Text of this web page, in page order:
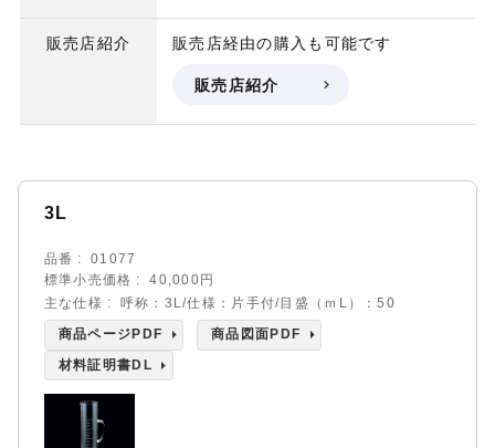
販売店紹介 販売店経由の購入も可能です
販売店紹介
3L
品番
01077
標準小売価格
40,000円
主な仕様
呼称：3L/仕様：片手付/目盛（ｍL）：50
商品ページPDF
商品図面PDF
材料証明書DL